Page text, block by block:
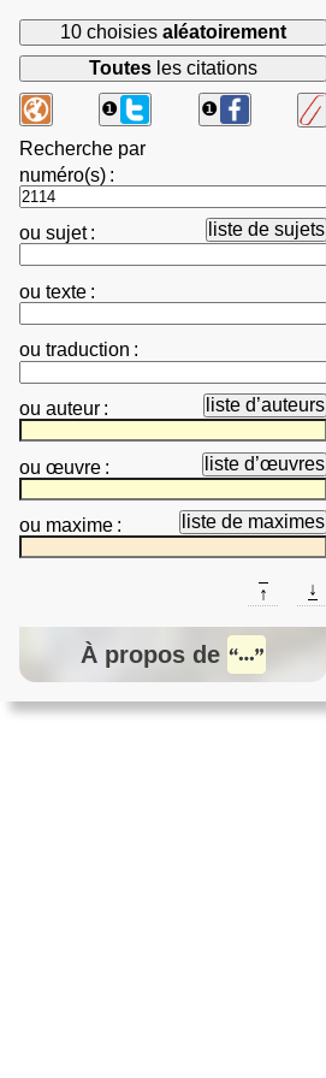
10 choisies aléatoirement
Toutes les citations
❶
❶
Recherche par
numéro(s) :
ou sujet: liste de sujets
ou texte :
ou traduction :
ou auteur : liste d’auteurs
ou œuvre : liste d’œuvres
ou maxime : liste de maximes
↓
↑
À propos de